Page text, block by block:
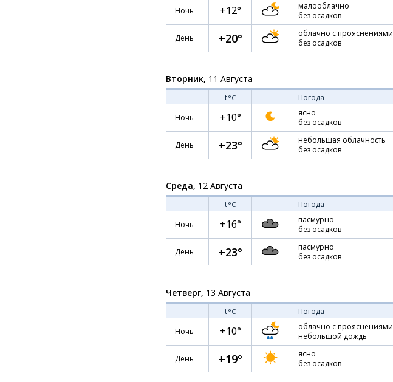
Ночь
+12°
малооблачно
без осадков
День +20°
облачно с прояснениями
без осадков
Вторник, 11 Августа
t°C Погода
Ночь
+10°
ясно
без осадков
День +23°
небольшая облачность
без осадков
Среда, 12 Августа
t°C Погода
Ночь
+16°
пасмурно
без осадков
День +23°
пасмурно
без осадков
Четверг, 13 Августа
t°C Погода
Ночь
+10°
облачно с прояснениями
небольшой дождь
День +19°
ясно
без осадков